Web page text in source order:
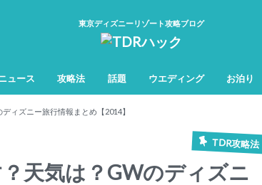
東京ディズニーリゾート攻略ブログ
ュース 攻略法 話題 ウエディング お泊り
ィズニー旅行情報まとめ【2014】
TDR攻略法
天気は？GWのディズニ